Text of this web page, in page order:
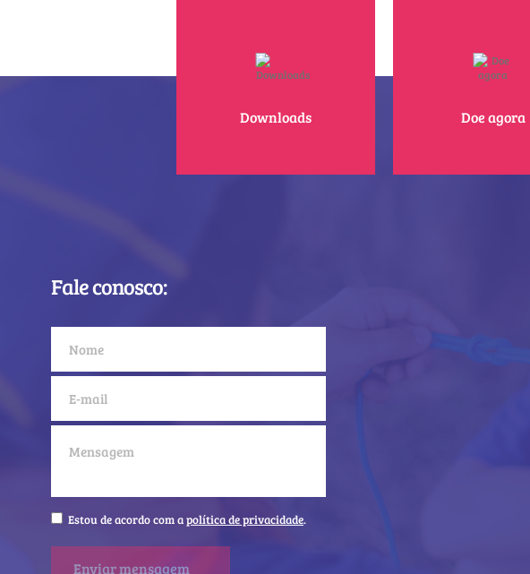
Downloads Doe agora
Fale conosco:
Estou de acordo com apolítica de privacidade.